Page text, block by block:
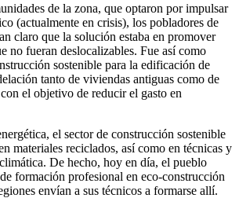
de la zona, que optaron por impulsar
(actualmente en crisis), los pobladores de
claro que la solución estaba en promover
no fueran deslocalizables. Fue así como
sostenible para la edificación de
tanto de viviendas antiguas como de
el objetivo de reducir el gasto en
el sector de construcción sostenible
materiales reciclados, así como en técnicas y
De hecho, hoy en día, el pueblo
formación profesional en eco-construcción
envían a sus técnicos a formarse allí.